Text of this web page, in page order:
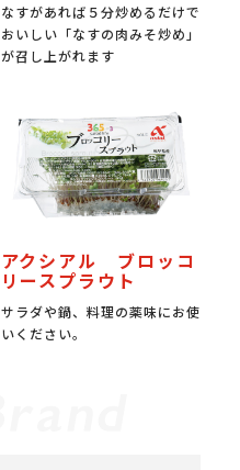
なすがあれば５分炒めるだけで
おいしい「なすの肉みそ炒め」
が召し上がれます
アクシアル ブロッコ
リースプラウト
サラダや鍋、料理の薬味にお使
いください。